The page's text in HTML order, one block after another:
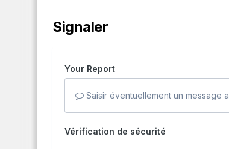
Signaler
Your Report
Saisir éventuellement un message
Vérification de sécurité